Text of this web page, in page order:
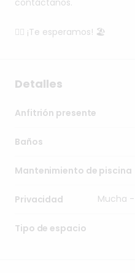
🏊‍♂️ ¡Te esperamos! 🏖️
Detalles
Anfitrión presente
Baños
Mantenimiento de piscina
Privacidad Mucha
Tipo de espacio